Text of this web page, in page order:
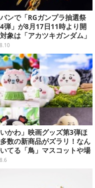
ンで「RGガンプラ抽選祭
弾」が8月17日11時より開
象は「アカツキガンダム」
ルオークアンタ」など全13
いかわ」映画グッズ第3弾ほ
数の新商品がズラリ！なん
てる「鳥」マスコットや場
イテムなど必見のラインナ